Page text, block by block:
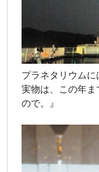
プラネタリウムに
実物は、この年ま
ので。』